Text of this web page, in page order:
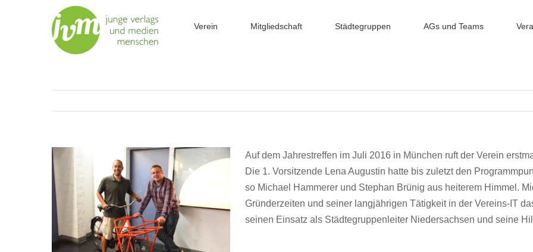
Verein Mitgliedschaft Städtegruppen AGs und Teams
Auf dem Jahrestreffen im Juli 2016 in München ruft der Verein
Die 1. Vorsitzende Lena Augustin hatte bis zuletzt den
so Michael Hammerer und Stephan Brünig aus heiterem Himmel.
Gründerzeiten und seiner langjährigen Tätigkeit in der Vereins-IT
seinen Einsatz als Städtegruppenleiter Niedersachsen und seine